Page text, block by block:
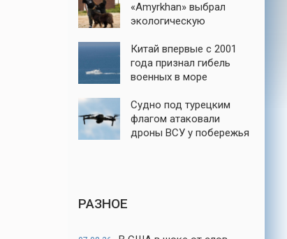
«Amyrkhan» выбрал
экологическую
Китай впервые с 2001
года признал гибель
военных в море
Судно под турецким
флагом атаковали
дроны ВСУ у побережья
РАЗНОЕ